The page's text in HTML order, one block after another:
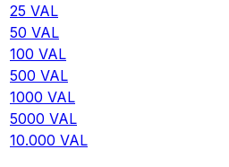
25 VAL
50 VAL
100 VAL
500 VAL
1000 VAL
5000 VAL
10.000 VAL